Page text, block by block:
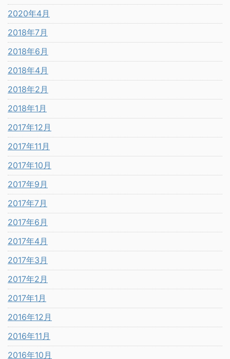
2020年4月
2018年7月
2018年6月
2018年4月
2018年2月
2018年1月
2017年12月
2017年11月
2017年10月
2017年9月
2017年7月
2017年6月
2017年4月
2017年3月
2017年2月
2017年1月
2016年12月
2016年11月
2016年10月